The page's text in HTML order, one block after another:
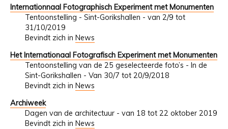
Internationnaal Fotographisch Experiment met Monumenten
Tentoonstelling - Sint-Gorikshallen - van 2/9 tot
31/10/2019
Bevindt zich in News
Het Internationaal Fotografisch Experiment met Monumenten
Tentoonstelling van de 25 geselecteerde foto’s - In de
Sint-Gorikshallen - Van 30/7 tot 20/9/2018
Bevindt zich in News
Archiweek
Dagen van de architectuur - van 18 tot 22 oktober 2019
Bevindt zich in News